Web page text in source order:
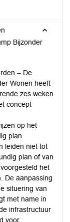
Bijzonder
– De
Wonen heeft
zes weken
concept
op het
plan
leiden niet tot
plan of van
het
De aanpassing
situering van
met name in
infrastructuur
voor